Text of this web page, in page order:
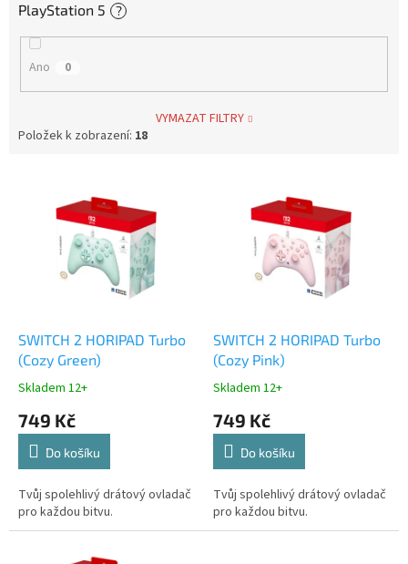
PlayStation 5 ?
Ano 0
VYMAZAT FILTRY
Položek k zobrazení: 18
SWITCH 2 HORIPAD Turbo
(Cozy Green)
Skladem 12+
749 Kč
Do košíku
Tvůj spolehlivý drátový ovladač
pro každou bitvu.
SWITCH 2 HORIPAD Turbo
(Cozy Pink)
Skladem 12+
749 Kč
Do košíku
Tvůj spolehlivý drátový ovladač
pro každou bitvu.